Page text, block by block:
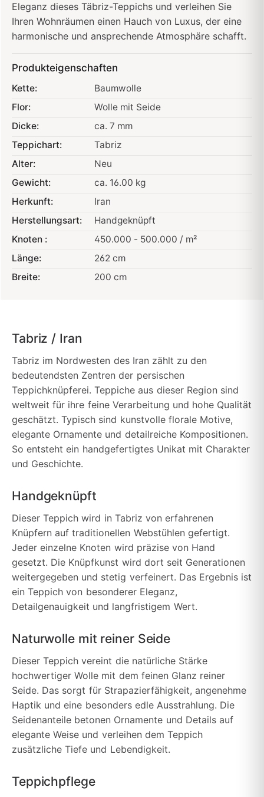
Eleganz dieses Täbriz-Teppichs und verleihen Sie
Ihren Wohnräumen einen Hauch von Luxus, der eine
harmonische und ansprechende Atmosphäre schafft.
Produkteigenschaften
Kette:
Baumwolle
Flor:
Wolle mit Seide
Dicke:
ca. 7 mm
Teppichart:
Tabriz
Alter:
Neu
Gewicht:
ca. 16.00 kg
Herkunft:
Iran
Herstellungsart:
Handgeknüpft
Knoten :
450.000 - 500.000 / m²
Länge:
262 cm
Breite:
200 cm
Tabriz / Iran
Tabriz im Nordwesten des Iran zählt zu den
bedeutendsten Zentren der persischen
Teppichknüpferei. Teppiche aus dieser Region sind
weltweit für ihre feine Verarbeitung und hohe Qualität
geschätzt. Typisch sind kunstvolle florale Motive,
elegante Ornamente und detailreiche Kompositionen.
So entsteht ein handgefertigtes Unikat mit Charakter
und Geschichte.
Handgeknüpft
Dieser Teppich wird in Tabriz von erfahrenen
Knüpfern auf traditionellen Webstühlen gefertigt.
Jeder einzelne Knoten wird präzise von Hand
gesetzt. Die Knüpfkunst wird dort seit Generationen
weitergegeben und stetig verfeinert. Das Ergebnis ist
ein Teppich von besonderer Eleganz,
Detailgenauigkeit und langfristigem Wert.
Naturwolle mit reiner Seide
Dieser Teppich vereint die natürliche Stärke
hochwertiger Wolle mit dem feinen Glanz reiner
Seide. Das sorgt für Strapazierfähigkeit, angenehme
Haptik und eine besonders edle Ausstrahlung. Die
Seidenanteile betonen Ornamente und Details auf
elegante Weise und verleihen dem Teppich
zusätzliche Tiefe und Lebendigkeit.
Teppichpflege